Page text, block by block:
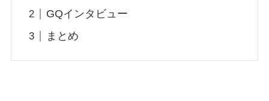
GQインタビュー
まとめ